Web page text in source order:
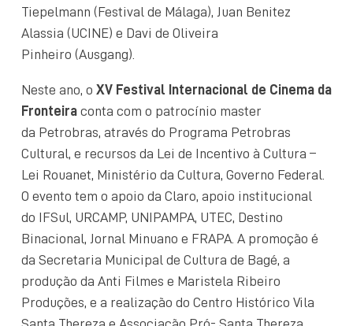
Tiepelmann (Festival de Málaga), Juan Benitez
Alassia (UCINE) e Davi de Oliveira
Pinheiro (Ausgang).
Neste ano, o XV Festival Internacional de Cinema da
Fronteira conta com o patrocínio master
da Petrobras, através do Programa Petrobras
Cultural, e recursos da Lei de Incentivo à Cultura –
Lei Rouanet, Ministério da Cultura, Governo Federal.
O evento tem o apoio da Claro, apoio institucional
do IFSul, URCAMP, UNIPAMPA, UTEC, Destino
Binacional, Jornal Minuano e FRAPA. A promoção é
da Secretaria Municipal de Cultura de Bagé, a
produção da Anti Filmes e Maristela Ribeiro
Produções, e a realização do Centro Histórico Vila